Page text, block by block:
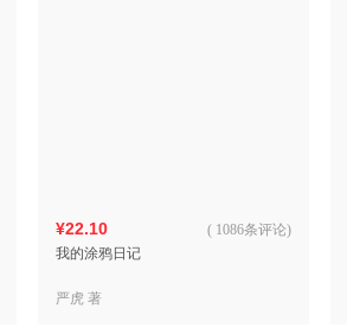
¥22.10
我的涂鸦日记
( 1086条评论)
严虎 著